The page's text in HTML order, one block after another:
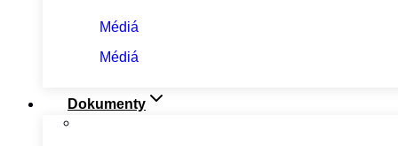
Médiá
Médiá
Dokumenty